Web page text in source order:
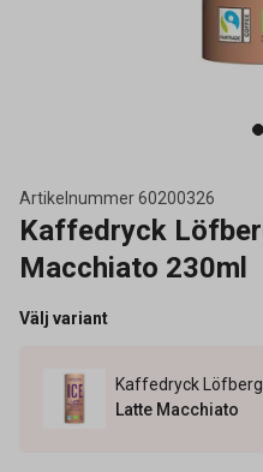
Artikelnummer60200326
Kaffedryck
Macchiato 230ml
Välj variant
Latte Macchiato